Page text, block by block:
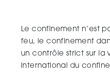
Le confinement n’est
feu, le confinement
un contrôle strict sur la
international du